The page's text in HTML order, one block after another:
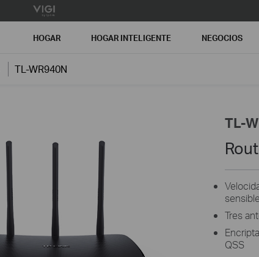
HOGAR HOGAR INTELIGENTE NEGOCIOS
TL-WR940N
TL-
Tres
QSS